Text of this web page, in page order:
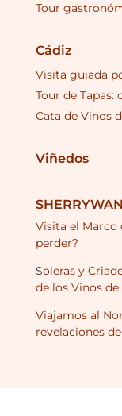
Tour
Cádiz
Visita guiada
Tour de
Cata de Vinos
Viñedos
Visita el Marco
perder?
Soleras y
de los Vinos de
Viajamos al
revelaciones